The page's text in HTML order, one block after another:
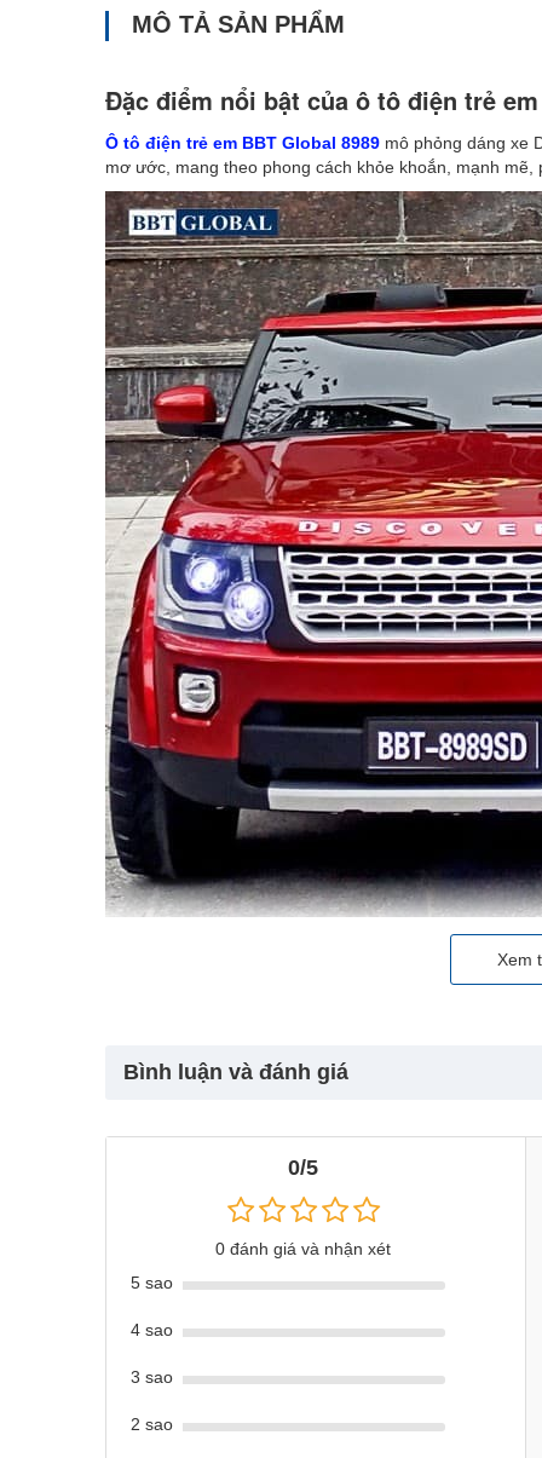
MÔ TẢ SẢN PHẨM
Đặc điểm nổi bật của ô tô điện trẻ
Ô tô điện trẻ em BBT Global 8989 mô phỏng dáng xe
mơ ước, mang theo phong cách khỏe khoắn, mạnh mẽ,
Xem
Bình luận và đánh giá
0/5
0 đánh giá và nhận xét
5 sao
4 sao
3 sao
2 sao